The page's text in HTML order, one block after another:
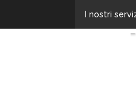
I nostri